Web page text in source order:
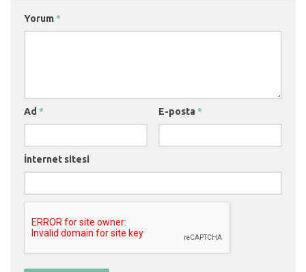
Yorum *
Ad * E-posta *
İnternet sitesi